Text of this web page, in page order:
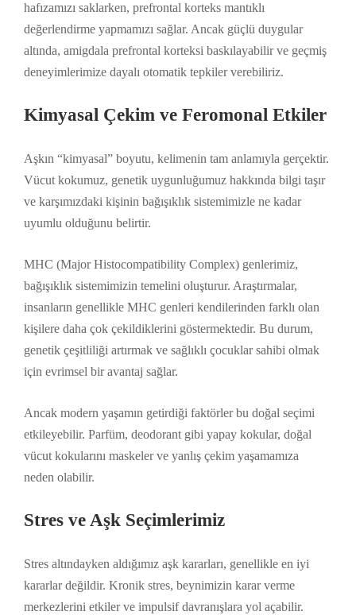
hafızamızı saklarken, prefrontal korteks mantıklı
değerlendirme yapmamızı sağlar. Ancak güçlü duygular
altında, amigdala prefrontal korteksi baskılayabilir ve geçmiş
deneyimlerimize dayalı otomatik tepkiler verebiliriz.
Kimyasal Çekim ve Feromonal Etkiler
Aşkın “kimyasal” boyutu, kelimenin tam anlamıyla gerçektir.
Vücut kokumuz, genetik uygunluğumuz hakkında bilgi taşır
ve karşımızdaki kişinin bağışıklık sistemimizle ne kadar
uyumlu olduğunu belirtir.
MHC (Major Histocompatibility Complex) genlerimiz,
bağışıklık sistemimizin temelini oluşturur. Araştırmalar,
insanların genellikle MHC genleri kendilerinden farklı olan
kişilere daha çok çekildiklerini göstermektedir. Bu durum,
genetik çeşitliliği artırmak ve sağlıklı çocuklar sahibi olmak
için evrimsel bir avantaj sağlar.
Ancak modern yaşamın getirdiği faktörler bu doğal seçimi
etkileyebilir. Parfüm, deodorant gibi yapay kokular, doğal
vücut kokularını maskeler ve yanlış çekim yaşamamıza
neden olabilir.
Stres ve Aşk Seçimlerimiz
Stres altındayken aldığımız aşk kararları, genellikle en iyi
kararlar değildir. Kronik stres, beynimizin karar verme
merkezlerini etkiler ve impulsif davranışlara yol açabilir.